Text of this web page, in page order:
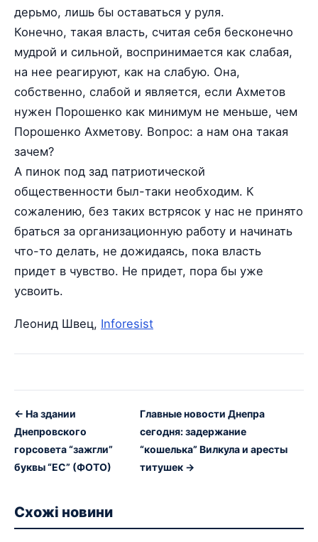
дерьмо, лишь бы оставаться у руля.
Конечно, такая власть, считая себя бесконечно
мудрой и сильной, воспринимается как слабая,
на нее реагируют, как на слабую. Она,
собственно, слабой и является, если Ахметов
нужен Порошенко как минимум не меньше, чем
Порошенко Ахметову. Вопрос: а нам она такая
зачем?
А пинок под зад патриотической
общественности был-таки необходим. К
сожалению, без таких встрясок у нас не принято
браться за организационную работу и начинать
что-то делать, не дожидаясь, пока власть
придет в чувство. Не придет, пора бы уже
усвоить.
Леонид Швец, Inforesist
← На здании
Днепровского
горсовета “зажгли”
буквы “ЕС” (ФОТО)
Главные новости Днепра
сегодня: задержание
“кошелька” Вилкула и аресты
титушек →
Схожі новини